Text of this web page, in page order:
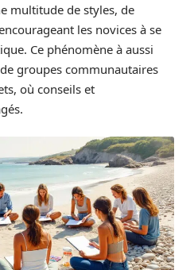
multitude de styles, de
les novices à se
Ce phénomène à aussi
groupes communautaires
où conseils et